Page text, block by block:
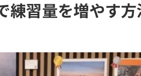
練習量を増やす方